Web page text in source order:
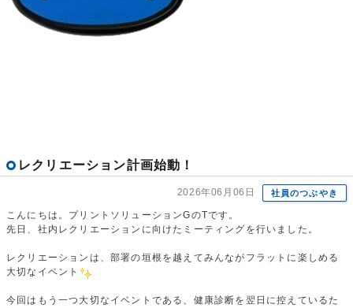
レクリエーション計画始動！
2026年06月06日 社員のつぶやき
こんにちは。プリントソリューションGのTです。
先日、社内レクリエーションに向けたミーティングを行いました。
レクリエーションは、部署の垣根を越えてみんながフラットに楽しめる
大切なイベント
今回はもう一つ大切なイベントである、健康診断を翌日に控えているた